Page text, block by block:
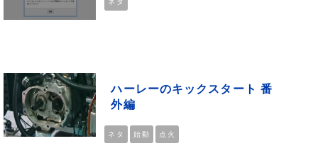
ネタ
ハーレーのキックスタート 番
外編
ネタ 始動 点火